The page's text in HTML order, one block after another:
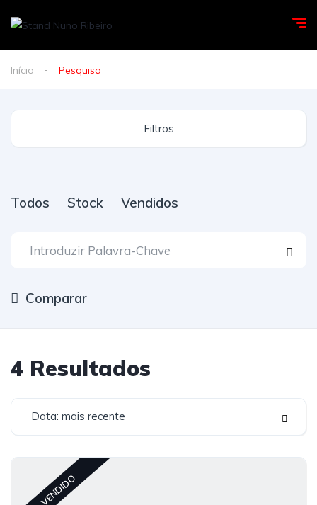
Início Pesquisa
Filtros
Todos Stock Vendidos
Comparar
4 Resultados
Data: mais recente
VENDIDO